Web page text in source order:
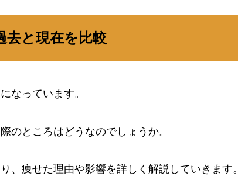
去と現在を比較
なっています。
のところはどうなのでしょうか。
、痩せた理由や影響を詳しく解説していきます。